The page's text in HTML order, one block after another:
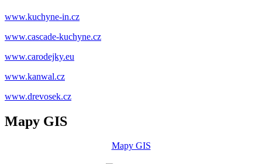
www.kuchyne-in.cz
www.cascade-kuchyne.cz
www.carodejky.eu
www.kanwal.cz
www.drevosek.cz
Mapy GIS
Mapy GIS